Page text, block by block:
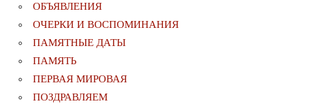
ОБЪЯВЛЕНИЯ
ОЧЕРКИ И ВОСПОМИНАНИЯ
ПАМЯТНЫЕ ДАТЫ
ПАМЯТЬ
ПЕРВАЯ МИРОВАЯ
ПОЗДРАВЛЯЕМ